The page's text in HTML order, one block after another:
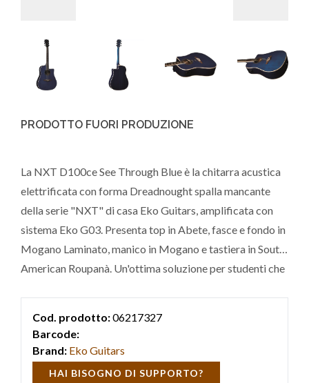
PRODOTTO FUORI PRODUZIONE
La NXT D100ce See Through Blue è la chitarra acustica
elettrificata con forma Dreadnought spalla mancante
della serie "NXT" di casa Eko Guitars, amplificata con
sistema Eko G03. Presenta top in Abete, fasce e fondo in
Mogano Laminato, manico in Mogano e tastiera in South
American Roupanà. Un'ottima soluzione per studenti che
palco e con un ottimo rapporto qua
Cod. prodotto:06217327
Barcode:
Brand: Eko Guitars
HAI BISOGNO DI SUPPORTO?